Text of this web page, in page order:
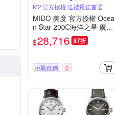
M2 官方授權 送禮最佳首選
MIDO 美度 官方授權 Ocea
n Star 200C海洋之星 廣告
款陶瓷潛水錶(M042430170
4100)
$28,716 87折
挑戰低價 券